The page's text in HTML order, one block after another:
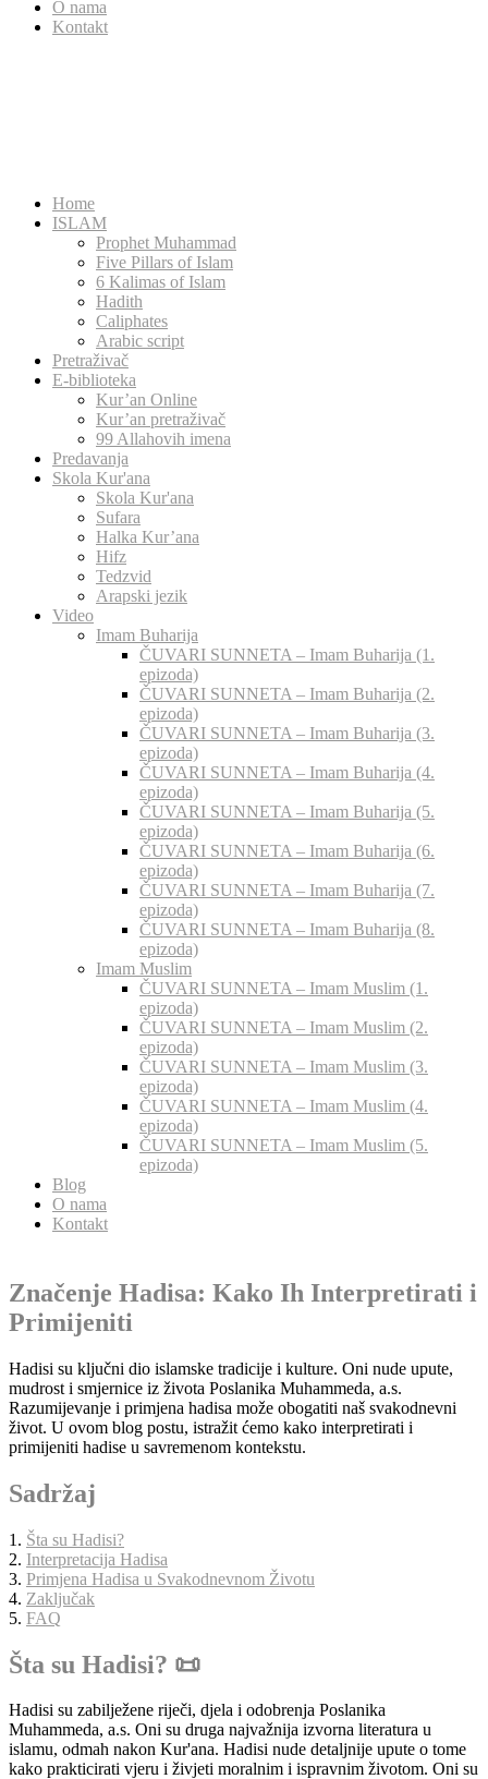
O nama
Kontakt
Home
ISLAM
Prophet Muhammad
Five Pillars of Islam
6 Kalimas of Islam
Hadith
Caliphates
Arabic script
Pretraživač
E-biblioteka
Kur’an Online
Kur’an pretraživač
99 Allahovih imena
Predavanja
Skola Kur'ana
Skola Kur'ana
Sufara
Halka Kur’ana
Hifz
Tedzvid
Arapski jezik
Video
Imam Buharija
ČUVARI SUNNETA – Imam Buharija (1.
epizoda)
ČUVARI SUNNETA – Imam Buharija (2.
epizoda)
ČUVARI SUNNETA – Imam Buharija (3.
epizoda)
ČUVARI SUNNETA – Imam Buharija (4.
epizoda)
ČUVARI SUNNETA – Imam Buharija (5.
epizoda)
ČUVARI SUNNETA – Imam Buharija (6.
epizoda)
ČUVARI SUNNETA – Imam Buharija (7.
epizoda)
ČUVARI SUNNETA – Imam Buharija (8.
epizoda)
Imam Muslim
ČUVARI SUNNETA – Imam Muslim (1.
epizoda)
ČUVARI SUNNETA – Imam Muslim (2.
epizoda)
ČUVARI SUNNETA – Imam Muslim (3.
epizoda)
ČUVARI SUNNETA – Imam Muslim (4.
epizoda)
ČUVARI SUNNETA – Imam Muslim (5.
epizoda)
Blog
O nama
Kontakt
Značenje Hadisa: Kako Ih Interpretirati i
Primijeniti
Hadisi su ključni dio islamske tradicije i kulture. Oni nude upute,
mudrost i smjernice iz života Poslanika Muhammeda, a.s.
Razumijevanje i primjena hadisa može obogatiti naš svakodnevni
život. U ovom blog postu, istražit ćemo kako interpretirati i
primijeniti hadise u savremenom kontekstu.
Sadržaj
1. Šta su Hadisi?
2. Interpretacija Hadisa
3. Primjena Hadisa u Svakodnevnom Životu
4. Zaključak
5. FAQ
Šta su Hadisi? 📜
Hadisi su zabilježene riječi, djela i odobrenja Poslanika
Muhammeda, a.s. Oni su druga najvažnija izvorna literatura u
islamu, odmah nakon Kur'ana. Hadisi nude detaljnije upute o tome
kako prakticirati vjeru i živjeti moralnim i ispravnim životom. Oni su